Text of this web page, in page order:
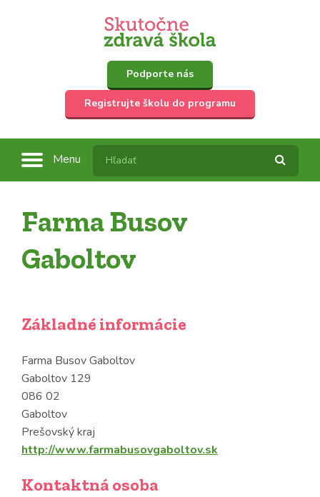
Podporte nás
Registrujte školu do programu
Menu
Farma Busov
Gaboltov
Základné informácie
Farma Busov Gaboltov
Gaboltov 129
086 02
Gaboltov
Prešovský kraj
http://www.farmabusovgaboltov.sk
Kontaktná osoba